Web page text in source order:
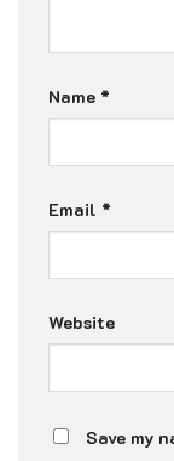
Name *
Email *
Website
Save my